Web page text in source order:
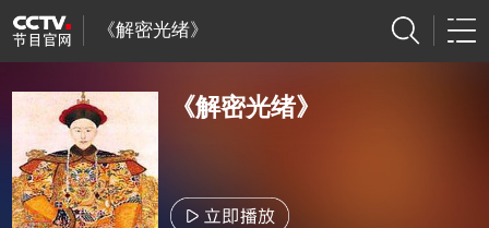
《解密光绪》
《解密光绪》